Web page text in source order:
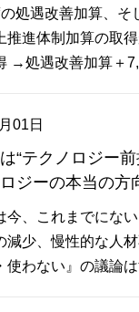
処遇改善加算、そ
推進体制加算の取
→処遇改善加算＋
01日
“テクノロジー
ジーの本当の方
今、これまでにな
減少、慢性的な人
使わない』の議論